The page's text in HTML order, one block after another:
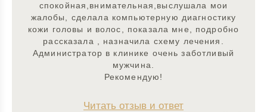
спокойная,внимательная,выслушала мои
жалобы, сделала компьютерную диагностику
кожи головы и волос, показала мне, подробно
рассказала , назначила схему лечения.
Администратор в клинике очень заботливый
мужчина.
Рекомендую!
Читать отзыв и ответ